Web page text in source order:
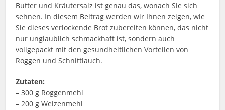
Butter und Kräutersalz ist genau das, wonach Sie sich
sehnen. In diesem Beitrag werden wir Ihnen zeigen, wie
Sie dieses verlockende Brot zubereiten können, das nicht
nur unglaublich schmackhaft ist, sondern auch
vollgepackt mit den gesundheitlichen Vorteilen von
Roggen und Schnittlauch.
Zutaten:
– 300 g Roggenmehl
– 200 g Weizenmehl